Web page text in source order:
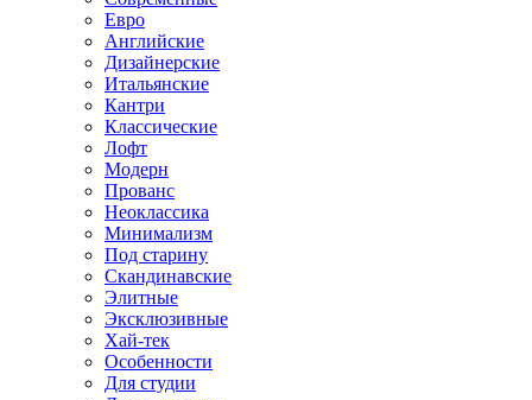
Евро
Английские
Дизайнерские
Итальянские
Кантри
Классические
Лофт
Модерн
Прованс
Неоклассика
Минимализм
Под старину
Скандинавские
Элитные
Эксклюзивные
Хай-тек
Особенности
Для студии